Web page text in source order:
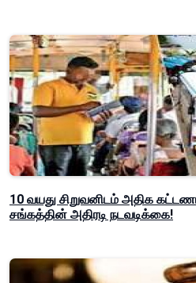
10 வயது சிறுவனிடம் அதிக
சங்கத்தின் அதிரடி நடவடிக்கை!